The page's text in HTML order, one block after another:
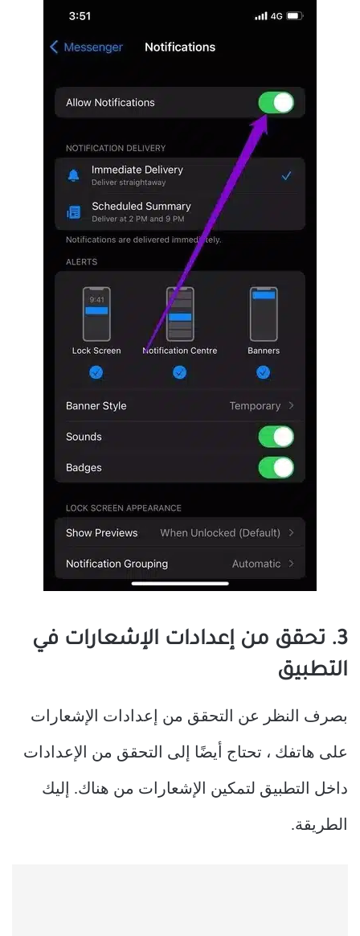
3. تحقق من إعدادات الإشعارات في
التطبيق
بصرف النظر عن التحقق من إعدادات الإشعارات
على هاتفك ، تحتاج أيضًا إلى التحقق من الإعدادات
داخل التطبيق لتمكين الإشعارات من هناك. إليك
الطريقة.